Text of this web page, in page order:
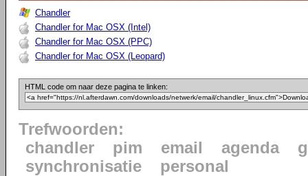
Chandler
Chandler for Mac OSX (Intel)
Chandler for Mac OSX (PPC)
Chandler for Mac OSX (Leopard)
HTML code om naar deze pagina te linken:
Trefwoorden:
chandler
pim email agenda
synchronisatie
personal